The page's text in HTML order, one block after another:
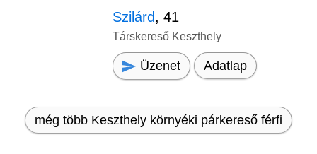
Szilárd, 41
Társkereső Keszthely
Üzenet Adatlap
még több Keszthely környéki párkereső férfi